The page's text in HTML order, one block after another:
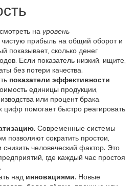
на уровень
прибыль на общий оборот и
показывает, сколько денег
Если показатель низкий, ищите,
без потери качества.
показатели эффективности
единицы продукции,
или процент брака.
цифр помогает быстро реагировать
. Современные системы
позволяют сократить простои,
человеческий фактор. Это
где каждый час простоя
над инновациями. Новые